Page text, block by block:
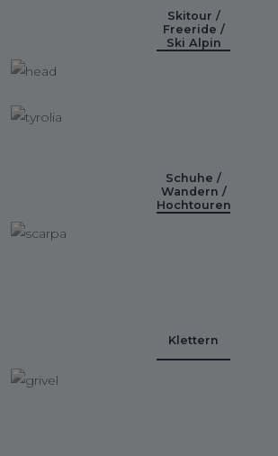
Skitour /
Freeride /
Ski Alpin
Schuhe /
Wandern /
Hochtouren
Klettern